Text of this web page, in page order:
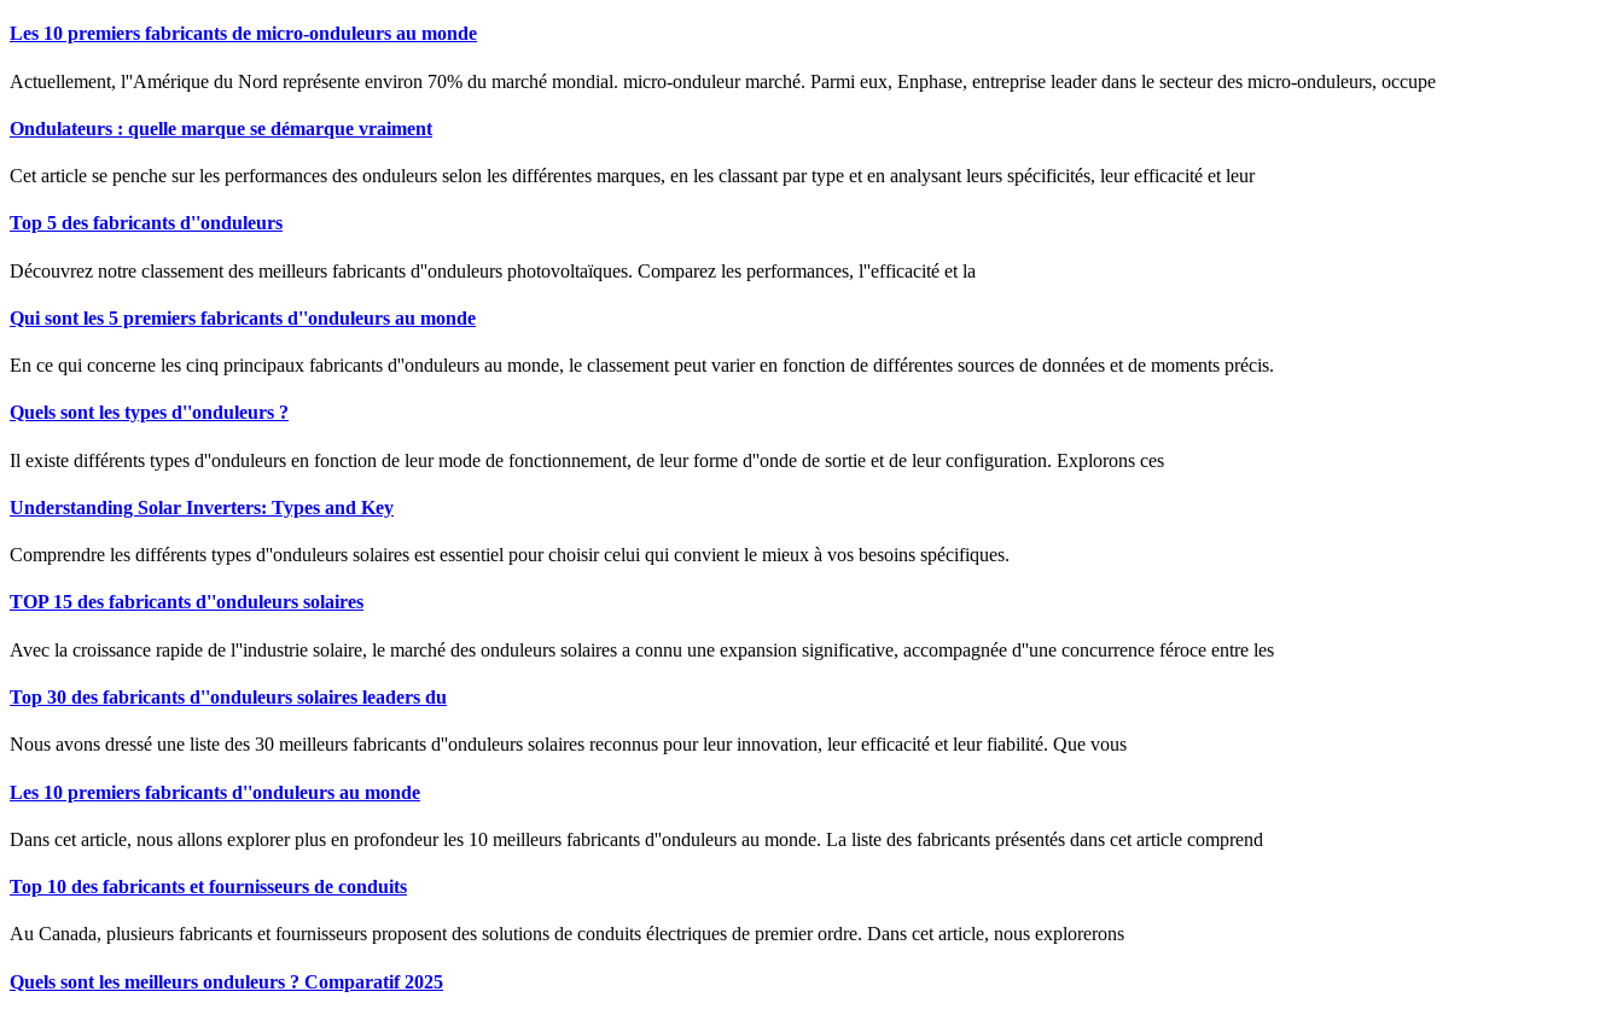
Les 10 premiers fabricants de micro-onduleurs au monde
Actuellement, l''Amérique du Nord représente environ 70% du marché mondial. micro-onduleur marché. Parmi eux, Enphase, entreprise leader dans le secteur des micro-onduleurs, occupe
Ondulateurs : quelle marque se démarque vraiment
Cet article se penche sur les performances des onduleurs selon les différentes marques, en les classant par type et en analysant leurs spécificités, leur efficacité et leur
Top 5 des fabricants d''onduleurs
Découvrez notre classement des meilleurs fabricants d''onduleurs photovoltaïques. Comparez les performances, l''efficacité et la
Qui sont les 5 premiers fabricants d''onduleurs au monde
En ce qui concerne les cinq principaux fabricants d''onduleurs au monde, le classement peut varier en fonction de différentes sources de données et de moments précis.
Quels sont les types d''onduleurs ?
Il existe différents types d''onduleurs en fonction de leur mode de fonctionnement, de leur forme d''onde de sortie et de leur configuration. Explorons ces
Understanding Solar Inverters: Types and Key
Comprendre les différents types d''onduleurs solaires est essentiel pour choisir celui qui convient le mieux à vos besoins spécifiques.
TOP 15 des fabricants d''onduleurs solaires
Avec la croissance rapide de l''industrie solaire, le marché des onduleurs solaires a connu une expansion significative, accompagnée d''une concurrence féroce entre les
Top 30 des fabricants d''onduleurs solaires leaders du
Nous avons dressé une liste des 30 meilleurs fabricants d''onduleurs solaires reconnus pour leur innovation, leur efficacité et leur fiabilité. Que vous
Les 10 premiers fabricants d''onduleurs au monde
Dans cet article, nous allons explorer plus en profondeur les 10 meilleurs fabricants d''onduleurs au monde. La liste des fabricants présentés dans cet article comprend
Top 10 des fabricants et fournisseurs de conduits
Au Canada, plusieurs fabricants et fournisseurs proposent des solutions de conduits électriques de premier ordre. Dans cet article, nous explorerons
Quels sont les meilleurs onduleurs ? Comparatif 2025